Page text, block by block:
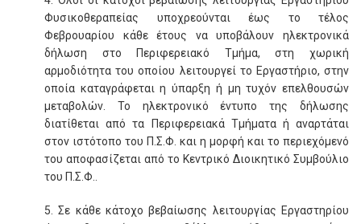
Φυσικοθεραπείας υποχρεούνται έως το τέλος
Φεβρουαρίου κάθε έτους να υποβάλουν ηλεκτρονικά
δήλωση στο Περιφερειακό Τμήμα, στη χωρική
αρμοδιότητα του οποίου λειτουργεί το Εργαστήριο, στην
οποία καταγράφεται η ύπαρξη ή μη τυχόν επελθουσών
μεταβολών. Το ηλεκτρονικό έντυπο της δήλωσης
διατίθεται από τα Περιφερειακά Τμήματα ή αναρτάται
στον ιστότοπο του Π.Σ.Φ. και η μορφή και το περιεχόμενό
του αποφασίζεται από το Κεντρικό Διοικητικό Συμβούλιο
του Π.Σ.Φ..
5. Σε κάθε κάτοχο βεβαίωσης λειτουργίας Εργαστηρίου